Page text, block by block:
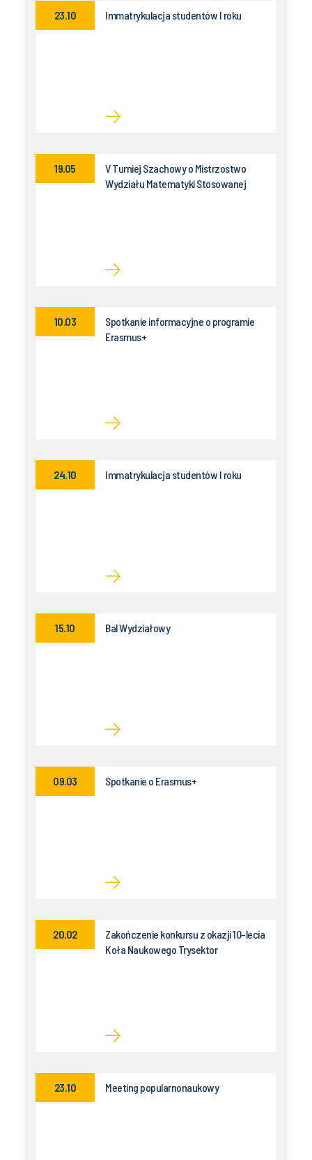
Immatrykulacja studentów I roku
23.10
V Turniej Szachowy o Mistrzostwo
Wydziału Matematyki Stosowanej
19.05
Spotkanie informacyjne o programie
Erasmus+
10.03
Immatrykulacja studentów I roku
24.10
Bal Wydziałowy
15.10
Spotkanie o Erasmus+
09.03
Zakończenie konkursu z okazji 10-lecia
Koła Naukowego Trysektor
20.02
Meeting popularnonaukowy
23.10